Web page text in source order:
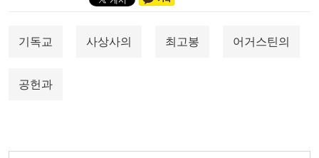
기독교 사상사의 최고봉 어거스틴의
공헌과